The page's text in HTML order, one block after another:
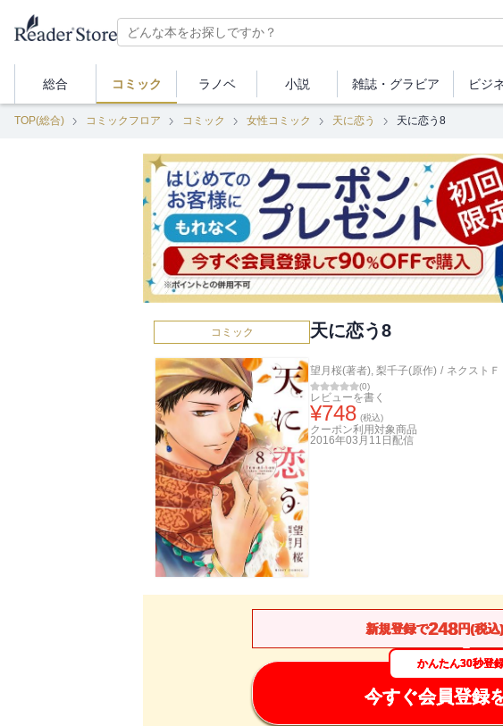
総合 コミック ラノベ 小説 雑誌・ グラビア ビジ
TOP(総合) コミックフロア コミック 女性コミック 天に恋う 天に恋う8
コミック 天に恋う8
望月桜(著者), 梨千子(原作) / ネクストＦ
(0)
レビューを書く
¥748 (税込)
クーポン利用対象商品
2016年03月11日 配信
新規登録で248円(税込
かんたん30秒登
今すぐ会員登録